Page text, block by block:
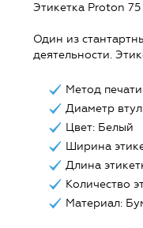
Этикетка Proton
Один из
деятельности.
Метод
Диаметр
Цвет: Белый
Ширина
Длина
Количество
Материал: